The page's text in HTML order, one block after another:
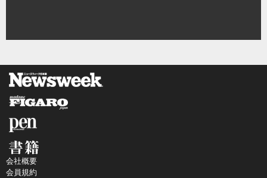
会社概要
会員規約